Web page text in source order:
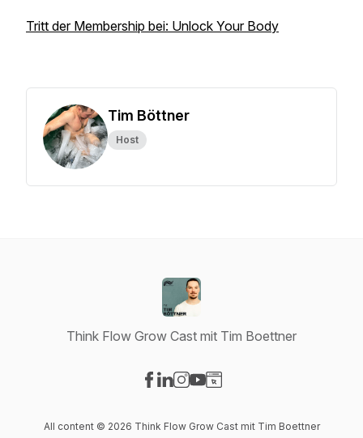
Tritt der Membership bei: Unlock Your Body
Tim Böttner
Host
Think Flow Grow Cast mit Tim Boettner
All content © 2026 Think Flow Grow Cast mit Tim Boettner